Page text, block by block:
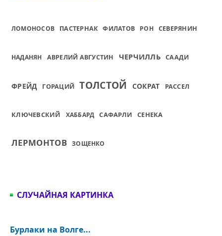
ЛОМОНОСОВ ПАСТЕРНАК ФИЛАТОВ РОН СЕВЕРЯНИН
НАДАНЯН АВРЕЛИЙ АВГУСТИН ЧЕРЧИЛЛЬ СААДИ
ФРЕЙД ГОРАЦИЙ ТОЛСТОЙ СОКРАТ РАССЕЛ
КЛЮЧЕВСКИЙ ХАББАРД САФАРЛИ СЕНЕКА
ЛЕРМОНТОВ ЗОЩЕНКО
СЛУЧАЙНАЯ КАРТИНКА
Бурлаки на Волге...